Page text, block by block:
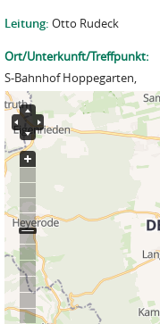
Leitung: Otto Rudeck
Ort/Unterkunft/Treffpunkt:
S-Bahnhof Hoppegarten,